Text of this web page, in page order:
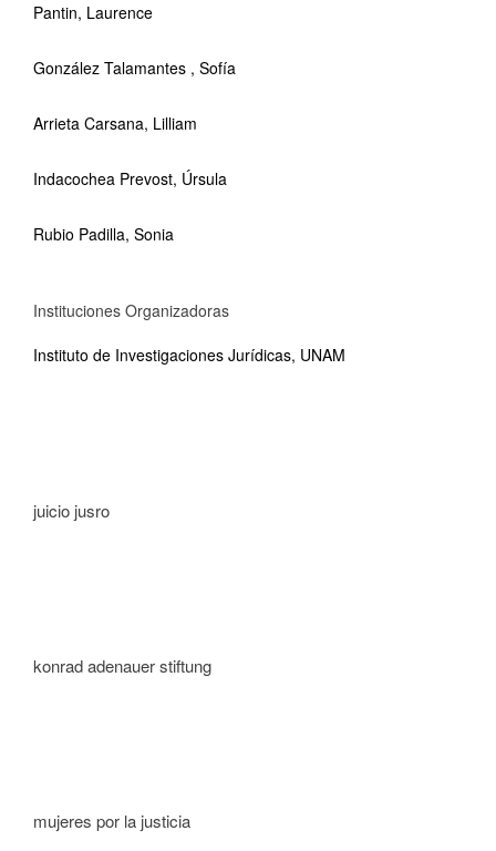
Pantin, Laurence
González Talamantes , Sofía
Arrieta Carsana, Lilliam
Indacochea Prevost, Úrsula
Rubio Padilla, Sonia
Instituciones Organizadoras
Instituto de Investigaciones Jurídicas, UNAM
juicio jusro
konrad adenauer stiftung
mujeres por la justicia